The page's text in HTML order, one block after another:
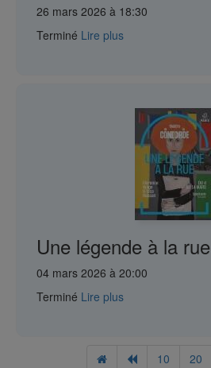
26 mars 2026 à 18:30
Terminé Lire plus
Une légende à la rue
04 mars 2026 à 20:00
Terminé Lire plus
10 20